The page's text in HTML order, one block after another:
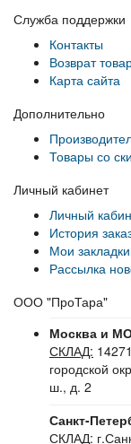
Служба поддержки
Контакты
Возврат
Карта сайта
Дополнительно
Товары со
Личный кабинет
Личный
История
Мои закладки
Рассылка
ООО "ПроТара"
Москва и
СКЛАД:
городской
ш., д. 2
Санкт-
СКЛАД: